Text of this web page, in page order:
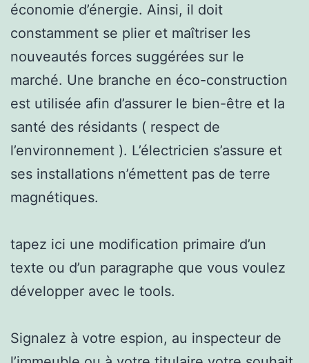
économie d’énergie. Ainsi, il doit
constamment se plier et maîtriser les
nouveautés forces suggérées sur le
marché. Une branche en éco-construction
est utilisée afin d’assurer le bien-être et la
santé des résidants ( respect de
l’environnement ). L’électricien s’assure et
ses installations n’émettent pas de terre
magnétiques.
tapez ici une modification primaire d’un
texte ou d’un paragraphe que vous voulez
développer avec le tools.
Signalez à votre espion, au inspecteur de